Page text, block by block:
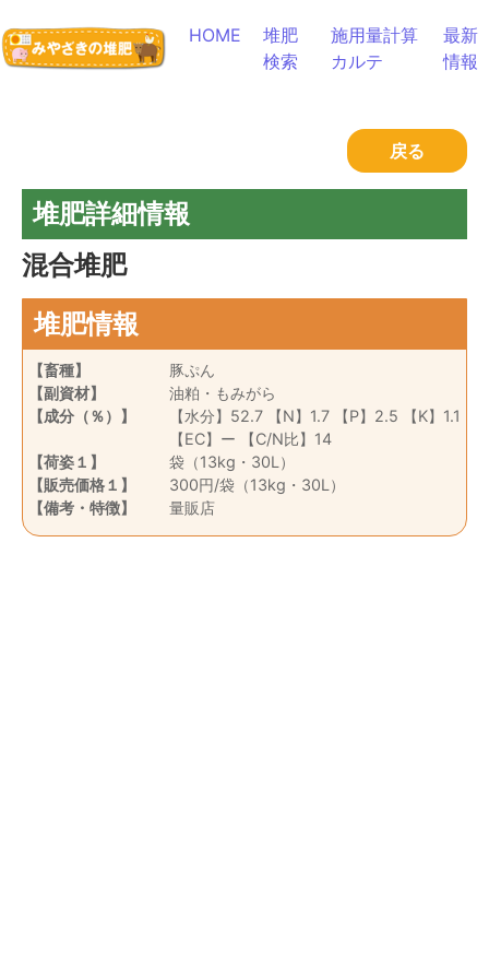
HOME
堆肥
検索
施用量計算
カルテ
最新
情報
戻る
堆肥詳細情報
混合堆肥
堆肥情報
【畜種】
豚ぷん
【副資材】
油粕・もみがら
【成分（％）】
【水分】52.7 【N】1.7 【P】2.5 【K】1.1
【EC】ー 【C/N比】14
【荷姿１】
袋（13kg・30L）
【販売価格１】
300円/袋（13kg・30L）
【備考・特徴】
量販店